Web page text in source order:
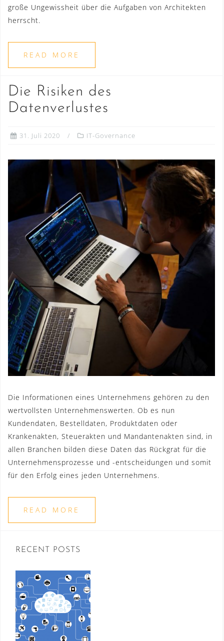
große Ungewissheit über die Aufgaben von Architekten
herrscht.
READ MORE
Die Risiken des
Datenverlustes
31. Juli 2020 IT-Governance
Die Informationen eines Unternehmens gehören zu den
wertvollsten Unternehmenswerten. Ob es nun
Kundendaten, Bestelldaten, Produktdaten oder
Krankenakten, Steuerakten und Mandantenakten sind, in
allen Branchen bilden diese Daten das Rückgrat für die
Unternehmensprozesse und -entscheidungen und somit
für den Erfolg eines jeden Unternehmens.
READ MORE
RECENT POSTS